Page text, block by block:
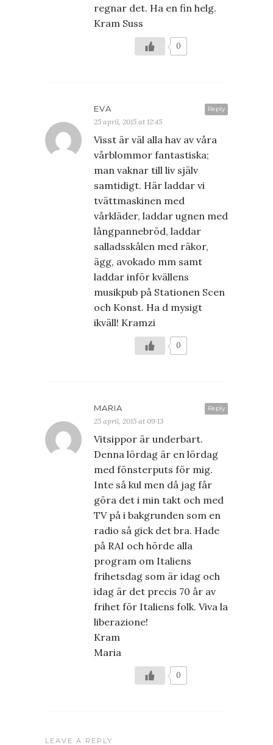
regnar det. Ha en fin helg.
Kram Suss
0
Reply
EVA
25 april, 2015 at 12:45
Visst är väl alla hav av våra
vårblommor fantastiska;
man vaknar till liv själv
samtidigt. Här laddar vi
tvättmaskinen med
vårkläder, laddar ugnen med
långpannebröd, laddar
salladsskålen med räkor,
ägg, avokado mm samt
laddar inför kvällens
musikpub på Stationen Scen
och Konst. Ha d mysigt
ikväll! Kramzi
0
Reply
MARIA
25 april, 2015 at 09:13
Vitsippor är underbart.
Denna lördag är en lördag
med fönsterputs för mig.
Inte så kul men då jag får
göra det i min takt och med
TV på i bakgrunden som en
radio så gick det bra. Hade
på RAI och hörde alla
program om Italiens
frihetsdag som är idag och
idag är det precis 70 år av
frihet för Italiens folk. Viva la
liberazione!
Kram
Maria
0
LEAVE A REPLY